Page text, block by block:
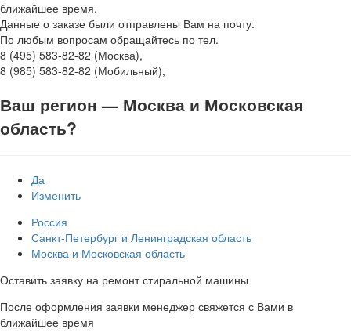
ближайшее время.
Данные о заказе были отправлены Вам на почту.
По любым вопросам обращайтесь по тел.
8 (495) 583-82-82 (Москва),
8 (985) 583-82-82 (Мобильный),
Ваш регион — Москва и Московская
область?
Да
Изменить
Россия
Санкт-Петербург и Ленинградская область
Москва и Московская область
Оставить заявку на ремонт стиральной машины
После оформления заявки менеджер свяжется с Вами в
ближайшее время